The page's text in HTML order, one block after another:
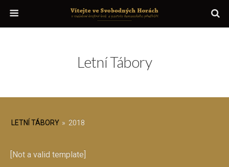
Letní Tábory
LETNÍ TÁBORY » 2018
[Not a valid template]